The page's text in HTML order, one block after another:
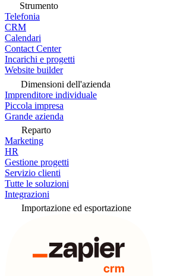
Strumento
Telefonia
CRM
Calendari
Contact Center
Incarichi e progetti
Website builder
Dimensioni dell'azienda
Imprenditore individuale
Piccola impresa
Grande azienda
Reparto
Marketing
HR
Gestione progetti
Servizio clienti
Tutte le soluzioni
Integrazioni
Importazione ed esportazione